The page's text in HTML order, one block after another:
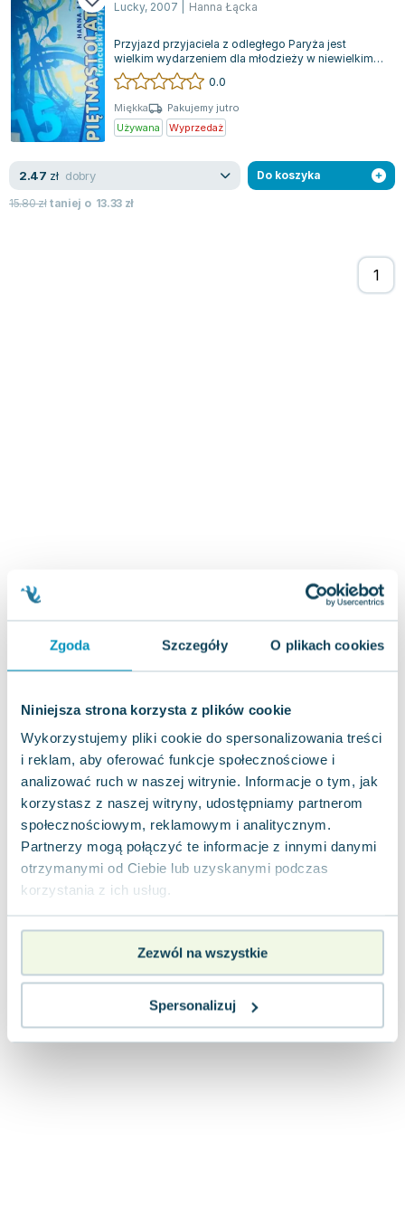
Zgoda Szczegóły O plikach cookies
Niniejsza strona korzysta z plików cookie
Wykorzystujemy pliki cookie do spersonalizowania treści
i reklam, aby oferować funkcje społecznościowe i
analizować ruch w naszej witrynie. Informacje o tym, jak
korzystasz z naszej witryny, udostępniamy partnerom
społecznościowym, reklamowym i analitycznym.
Partnerzy mogą połączyć te informacje z innymi danymi
otrzymanymi od Ciebie lub uzyskanymi podczas
korzystania z ich usług.
Zezwól na wszystkie
Spersonalizuj
Zygmunt Freud
Agata Passent
Michel Moran
Maciej Orłoś
Jo Nesbo
Katarzyna Miller
Antoine de Saint Exupery
Lew Tołstoj
Mark Twain
Joanna Racewicz
Maria Seweryn
Eric Helms
Anna Prus (oprac.)
Barbara Wrzesińska
Terry Pratchett
Lorraine Warren
Ajahn Brahm
Lucinda Riley
Jacek Walkiewicz
Lucky, 2007 Hanna Łącka
Przyjazd przyjaciela z odległego Paryża jest
wielkim wydarzeniem dla młodzieży w niewielkim
miasteczku. Jego obecność wprowadza sp...
0.0
Miękka
Pakujemy jutro
Używana
Wyprzedaż
2.47 zł dobry
15.80złtaniej o 13.33 zł
Do koszyka